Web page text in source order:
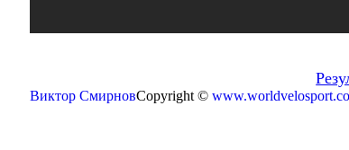
Виктор СмирновCopyright ©